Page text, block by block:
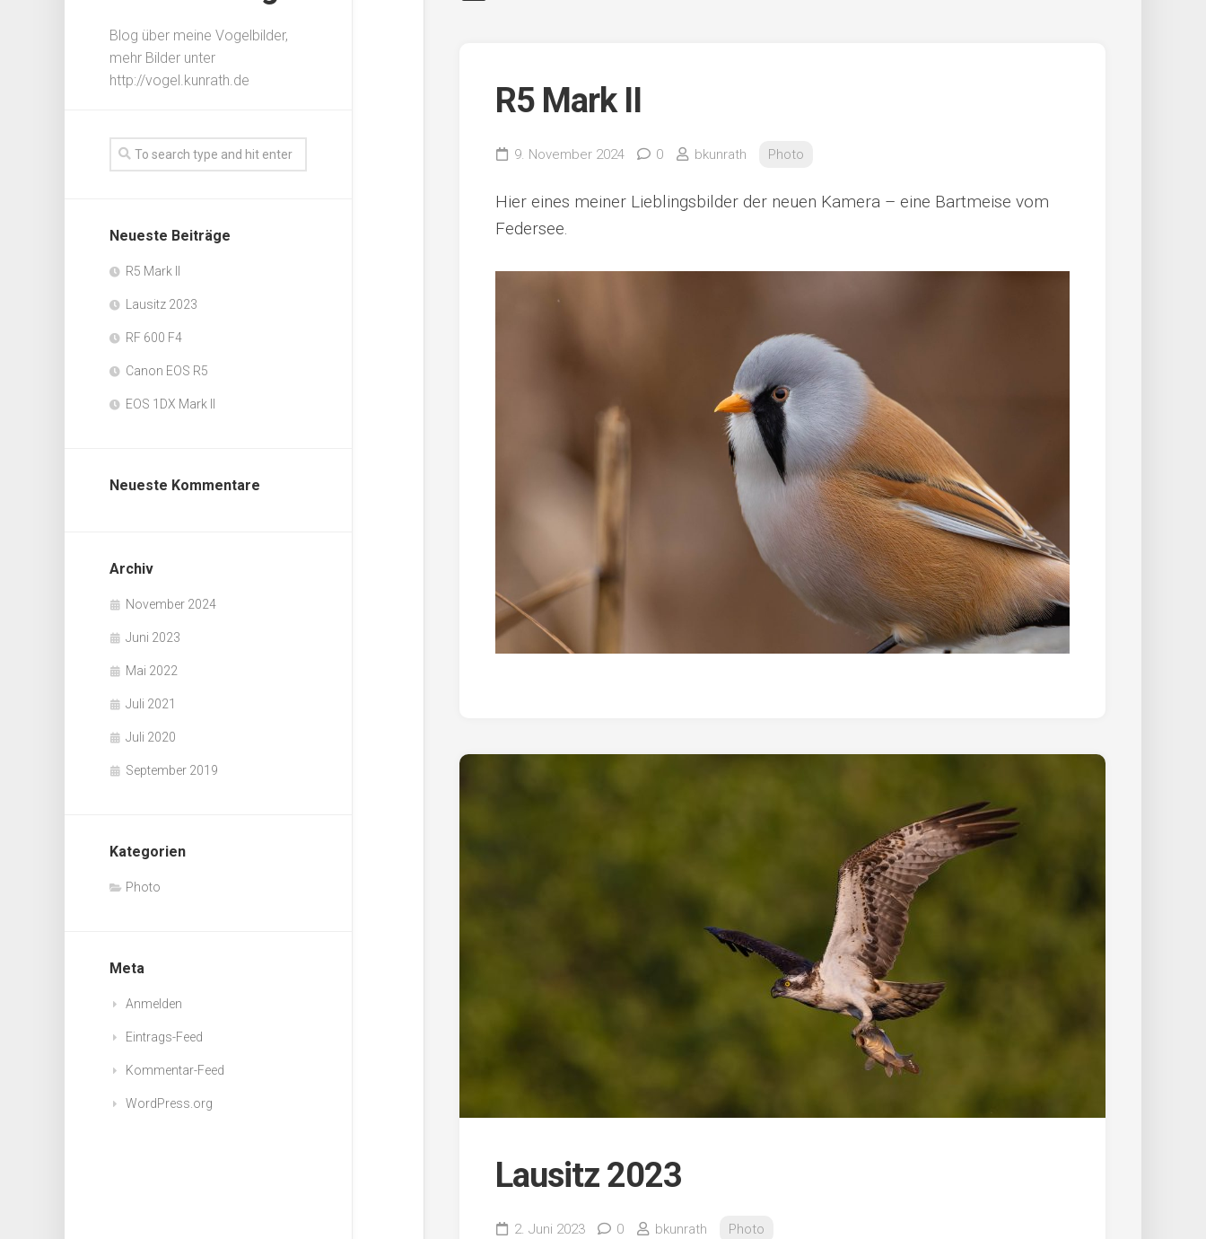
Blog über meine Vogelbilder,
mehr Bilder unter
http://vogel.kunrath.de
Neueste Beiträge
R5 Mark II
Lausitz 2023
RF 600 F4
Canon EOS R5
EOS 1DX Mark II
Neueste Kommentare
Archiv
November 2024
Juni 2023
Mai 2022
Juli 2021
Juli 2020
September 2019
Kategorien
Photo
Meta
Anmelden
Eintrags-Feed
Kommentar-Feed
WordPress.org
R5 Mark II
9. November 2024 0 bkunrath Photo
Hier eines meiner Lieblingsbilder der neuen Kamera – eine Bartmeise vom
Federsee.
Lausitz 2023
2. Juni 2023 0 bkunrath Photo